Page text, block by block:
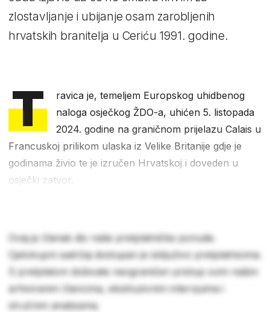
zlostavljanje i ubijanje osam zarobljenih
hrvatskih branitelja u Ceriću 1991. godine.
T
ravica je, temeljem Europskog uhidbenog
naloga osječkog ŽDO-a, uhićen 5. listopada
2024. godine na graničnom prijelazu Calais u
Francuskoj prilikom ulaska iz Velike Britanije gdje je
godinama živio te je izručen Hrvatskoj i doveden u
osječki zatvor.
Ovaj je članak dio naše pretplatničke ponude.
Cjelokupni sadržaj dostupan je isključivo pretplatnicima.
S pretplatom dobivate neograničen pristup svim našim
arhiviranim člancima, ekskluzivnim intervjuima i
stručnim analizama.